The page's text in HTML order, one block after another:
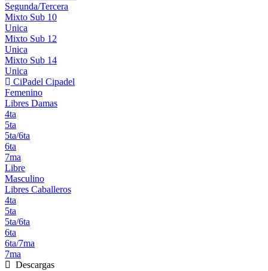
Segunda/Tercera
Mixto Sub 10
Unica
Mixto Sub 12
Unica
Mixto Sub 14
Unica
CiPadel Cipadel
Femenino
Libres Damas
4ta
5ta
5ta/6ta
6ta
7ma
Libre
Masculino
Libres Caballeros
4ta
5ta
5ta/6ta
6ta
6ta/7ma
7ma
Descargas